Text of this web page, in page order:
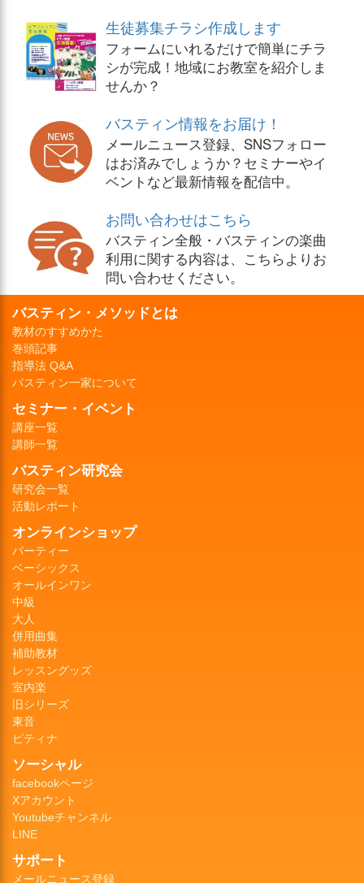
生徒募集チラシ作成します
フォームにいれるだけで簡単にチラ
シが完成！地域にお教室を紹介しま
せんか？
バスティン情報をお届け！
メールニュース登録、SNSフォロー
はお済みでしょうか？セミナーやイ
ベントなど最新情報を配信中。
お問い合わせはこちら
バスティン全般・バスティンの楽曲
利用に関する内容は、こちらよりお
問い合わせください。
バスティン・メソッドとは
教材のすすめかた
巻頭記事
指導法 Q&A
バスティン一家について
セミナー・イベント
講座一覧
講師一覧
バスティン研究会
研究会一覧
活動レポート
オンラインショップ
パーティー
ベーシックス
オールインワン
中級
大人
併用曲集
補助教材
レッスングッズ
室内楽
旧シリーズ
東音
ピティナ
ソーシャル
facebookページ
Xアカウント
Youtubeチャンネル
LINE
サポート
メールニュース登録